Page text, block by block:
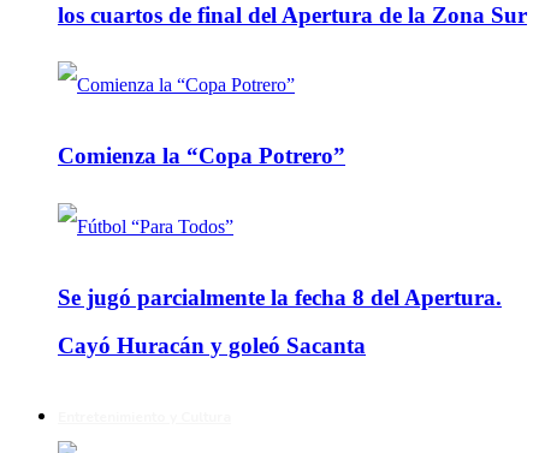
los cuartos de final del Apertura de la Zona Sur
Comienza la “Copa Potrero”
Se jugó parcialmente la fecha 8 del Apertura.
Cayó Huracán y goleó Sacanta